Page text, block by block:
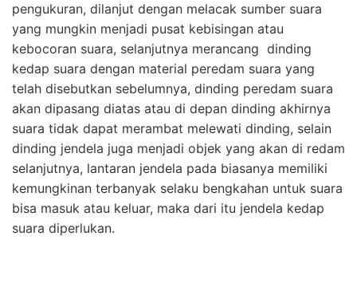
pengukuran, dilanjut dengan melacak sumber suara
yang mungkin menjadi pusat kebisingan atau
kebocoran suara, selanjutnya merancang dinding
kedap suara dengan material peredam suara yang
telah disebutkan sebelumnya, dinding peredam suara
akan dipasang diatas atau di depan dinding akhirnya
suara tidak dapat merambat melewati dinding, selain
dinding jendela juga menjadi objek yang akan di redam
selanjutnya, lantaran jendela pada biasanya memiliki
kemungkinan terbanyak selaku bengkahan untuk suara
bisa masuk atau keluar, maka dari itu jendela kedap
suara diperlukan.